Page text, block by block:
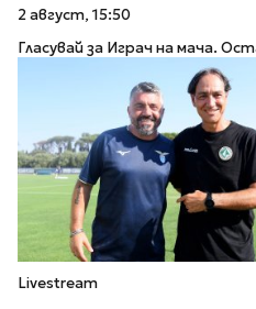
2 август, 15:50
Гласувай за Играч на мача.
Livestream